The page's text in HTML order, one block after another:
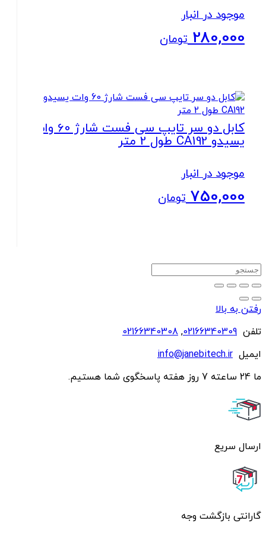
موجود در انبار
280,000 تومان
بستن
کابل دو سر تایپ سی فست شارژ 60 وات
یسیدو CA192 طول 2 متر
موجود در انبار
750,000 تومان
رفتن به بالا
تلفن 02166340309
,
02166340308
ایمیل info@janebitech.ir
ما 24 ساعته 7 روز هفته پاسخگوی شما هستیم.
ارسال سریع
گارانتی بازگشت وجه